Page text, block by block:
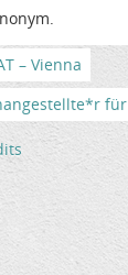
– Vienna